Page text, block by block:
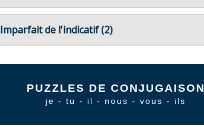
Imparfait de l'indicatif (2)
PUZZLES DE CONJUGAISON
je - tu - il - nous - vous - ils